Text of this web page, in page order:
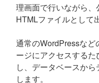
理画面で行いながら
HTMLファイルとして
通常のWordPressな
ージにアクセスする
し、データベースか
します。